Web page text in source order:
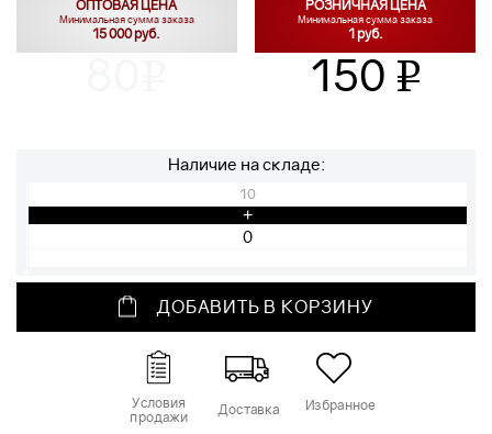
ОПТОВАЯ ЦЕНА
Минимальная сумма заказа
15 000 руб.
РОЗНИЧНАЯ ЦЕНА
Минимальная сумма заказа
1 руб.
150 v
Наличие на складе:
10
+
ДОБАВИТЬ В КОРЗИНУ
Условия
продажи
Доставка Избранное